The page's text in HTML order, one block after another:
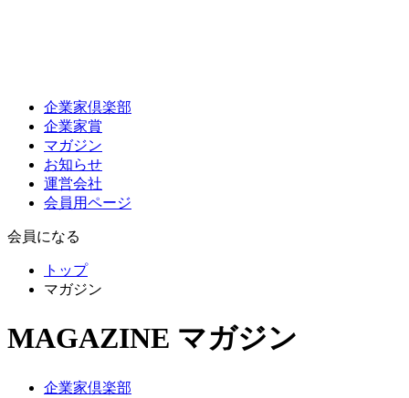
企業家倶楽部
企業家賞
マガジン
お知らせ
運営会社
会員用ページ
会員になる
トップ
マガジン
MAGAZINE マガジン
企業家倶楽部